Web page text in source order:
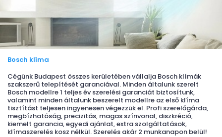
Bosch klíma
Cégünk Budapest összes kerületében vállalja Bosch klímák
szakszerű telepítését garanciával. Minden általunk szerelt
Bosch modellre 1 teljes év szerelési garanciát biztosítunk,
valamint minden általunk beszerelt modellre az első klíma
tisztítást teljesen ingyenesen végezzük el. Profi szerelőgárda,
megbízhatóság, precizitás, magas színvonal, diszkréció,
kiemelt garancia, egyedi ajánlat, extra szolgáltatások,
klímaszerelés kosz nélkül. Szerelés akár 2 munkanapon belül!